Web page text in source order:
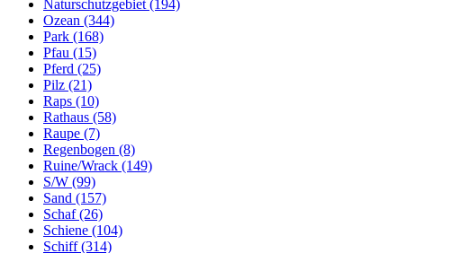
Naturschutzgebiet (194)
Ozean (344)
Park (168)
Pfau (15)
Pferd (25)
Pilz (21)
Raps (10)
Rathaus (58)
Raupe (7)
Regenbogen (8)
Ruine/Wrack (149)
S/W (99)
Sand (157)
Schaf (26)
Schiene (104)
Schiff (314)